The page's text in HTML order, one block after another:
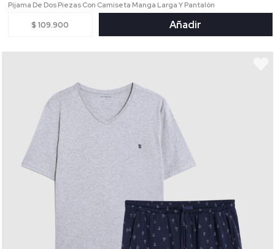
Pijama De Dos Piezas Con Camiseta Manga Larga Y Pantalón
$ 109.900 Añadir